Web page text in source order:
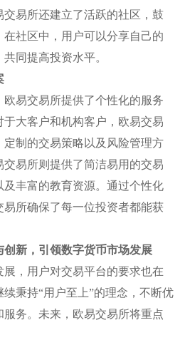
易所还建立了活跃的社区，鼓
社区中，用户可以分享自己的
同提高投资水平。
易交易所提供了个性化的服务
大客户和机构客户，欧易交易
制的交易策略以及风险管理方
易所则提供了简洁易用的交易
丰富的教育资源。通过个性化
所确保了每一位投资者都能获
新，引领数字货币市场发展
，用户对交易平台的要求也在
秉持“用户至上”的理念，不断优
务。未来，欧易交易所将重点